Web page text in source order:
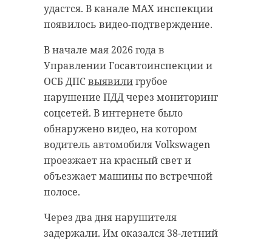
удастся. В канале MAX инспекции
появилось видео-подтверждение.
В начале мая 2026 года в
Управлении Госавтоинспекции и
ОСБ ДПСвыявилигрубое
нарушение ПДД через мониторинг
соцсетей. В интернете было
обнаружено видео, на котором
водитель автомобиля Volkswagen
проезжает на красный свет и
объезжает машины по встречной
полосе.
Через два дня нарушителя
задержали. Им оказался 38-летний